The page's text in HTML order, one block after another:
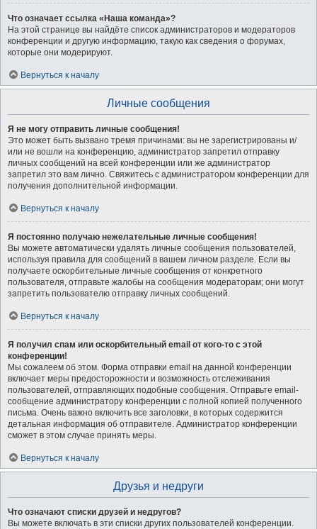
Что означает ссылка «Наша команда»?
На этой странице вы найдёте список администраторов и модераторов
конференции и другую информацию, такую как сведения о форумах,
которые они модерируют.
Вернуться к началу
Личные сообщения
Я не могу отправить личные сообщения!
Это может быть вызвано тремя причинами: вы не зарегистрированы и/
или не вошли на конференцию, администратор запретил отправку
личных сообщений на всей конференции или же администратор
запретил это вам лично. Свяжитесь с администратором конференции для
получения дополнительной информации.
Вернуться к началу
Я постоянно получаю нежелательные личные сообщения!
Вы можете автоматически удалять личные сообщения пользователей,
используя правила для сообщений в вашем личном разделе. Если вы
получаете оскорбительные личные сообщения от конкретного
пользователя, отправьте жалобы на сообщения модераторам; они могут
запретить пользователю отправку личных сообщений.
Вернуться к началу
Я получил спам или оскорбительный email от кого-то с этой
конференции!
Мы сожалеем об этом. Форма отправки email на данной конференции
включает меры предосторожности и возможность отслеживания
пользователей, отправляющих подобные сообщения. Отправьте email-
сообщение администратору конференции с полной копией полученного
письма. Очень важно включить все заголовки, в которых содержится
детальная информация об отправителе. Администратор конференции
сможет в этом случае принять меры.
Вернуться к началу
Друзья и недруги
Что означают списки друзей и недругов?
Вы можете включать в эти списки других пользователей конференции.